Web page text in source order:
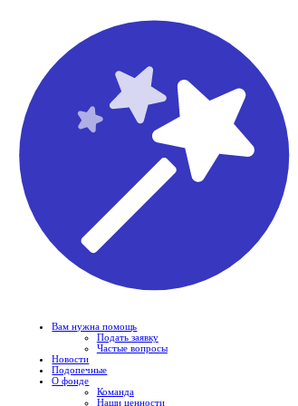
Вам нужна помощь
Подать заявку
Частые вопросы
Новости
Подопечные
О фонде
Команда
Наши ценности